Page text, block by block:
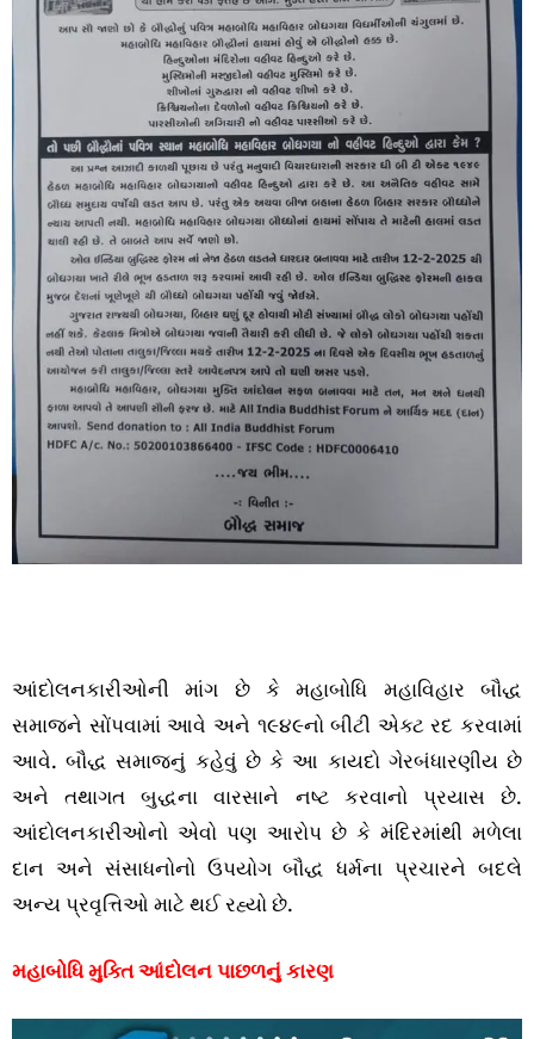
આંદોલનકારીઓની માંગ છે કે મહાબોધિ મહાવિહાર બૌદ્ધ
સમાજને સોંપવામાં આવે અને ૧૯૪૯નો બીટી એક્ટ રદ કરવામાં
આવે. બૌદ્ધ સમાજનું કહેવું છે કે આ કાયદો ગેરબંધારણીય છે
અને તથાગત બુદ્ધના વારસાને નષ્ટ કરવાનો પ્રયાસ છે.
આંદોલનકારીઓનો એવો પણ આરોપ છે કે મંદિરમાંથી મળેલા
દાન અને સંસાધનોનો ઉપયોગ બૌદ્ધ ધર્મના પ્રચારને બદલે
અન્ય પ્રવૃત્તિઓ માટે થઈ રહ્યો છે.
મહાબોધિ મુક્તિ આંદોલન પાછળનું કારણ